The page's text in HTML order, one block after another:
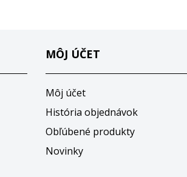
MÔJ ÚČET
Môj účet
História objednávok
Obľúbené produkty
Novinky